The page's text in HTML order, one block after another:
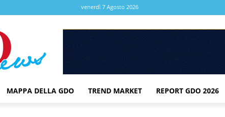
venerdì 7 Agosto 2026
MAPPA DELLA GDO TREND MARKET REPORT GDO 2026